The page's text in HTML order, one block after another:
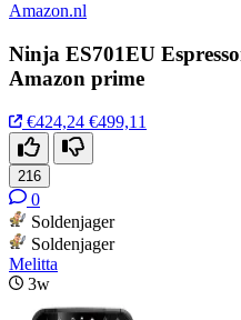
Amazon.nl
Ninja ES701EU
Amazon prime
€424,24 €499,11
216
0
Soldenjager
Soldenjager
Melitta
3w